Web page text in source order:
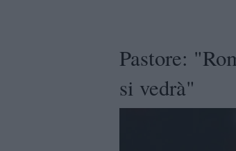
Pastore:
si vedrà"